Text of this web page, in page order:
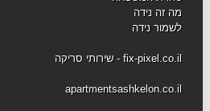
מה זה נידה
לשמור נידה
fix-pixel.co.il - שירותי סריקה
apartmentsashkelon.co.il